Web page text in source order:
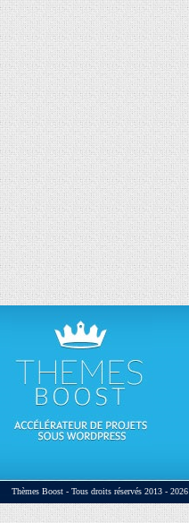
Thèmes Boost - Tous droits réservés 2013 - 2026